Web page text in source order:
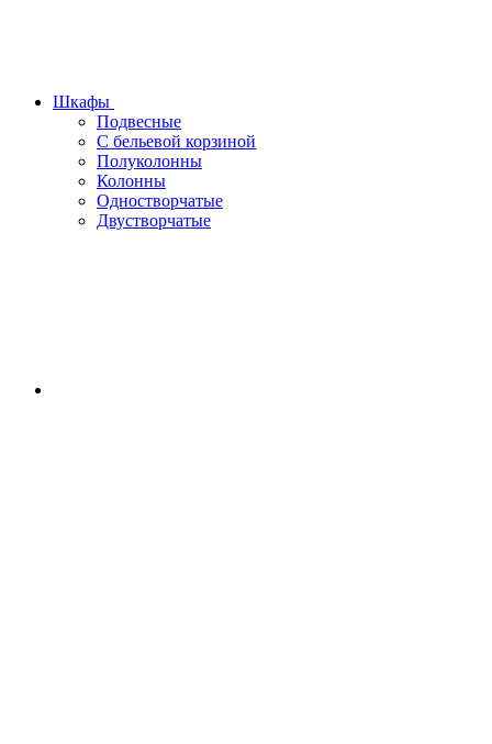
Шкафы
Подвесные
С бельевой корзиной
Полуколонны
Колонны
Одностворчатые
Двустворчатые